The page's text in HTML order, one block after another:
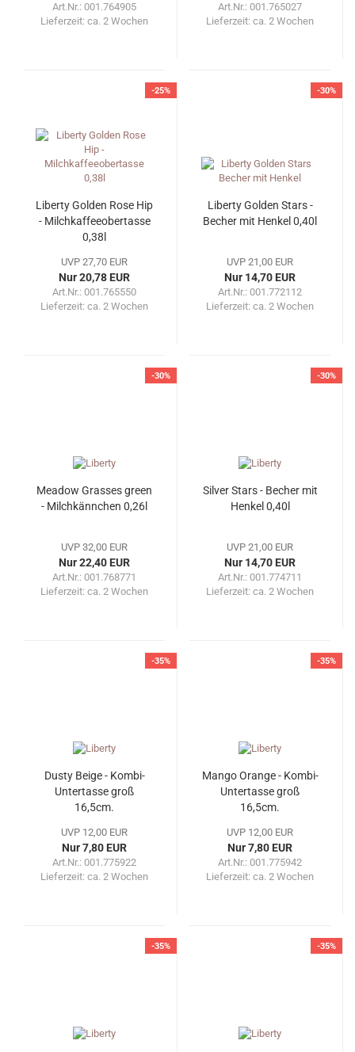
Art.Nr.: 001.764905
Lieferzeit: ca. 2 Wochen
Art.Nr.: 001.765027
Lieferzeit: ca. 2 Wochen
-25%
Liberty Golden Rose Hip
- Milchkaffeeobertasse
0,38l
UVP 27,70 EUR
Nur 20,78 EUR
Art.Nr.: 001.765550
Lieferzeit: ca. 2 Wochen
-30%
Liberty Golden Stars -
Becher mit Henkel 0,40l
UVP 21,00 EUR
Nur 14,70 EUR
Art.Nr.: 001.772112
Lieferzeit: ca. 2 Wochen
-30%
Meadow Grasses green
- Milchkännchen 0,26l
UVP 32,00 EUR
Nur 22,40 EUR
Art.Nr.: 001.768771
Lieferzeit: ca. 2 Wochen
-30%
Silver Stars - Becher mit
Henkel 0,40l
UVP 21,00 EUR
Nur 14,70 EUR
Art.Nr.: 001.774711
Lieferzeit: ca. 2 Wochen
-35%
Dusty Beige - Kombi-
Untertasse groß
16,5cm.
UVP 12,00 EUR
Nur 7,80 EUR
Art.Nr.: 001.775922
Lieferzeit: ca. 2 Wochen
-35%
Mango Orange - Kombi-
Untertasse groß
16,5cm.
UVP 12,00 EUR
Nur 7,80 EUR
Art.Nr.: 001.775942
Lieferzeit: ca. 2 Wochen
-35% -35%